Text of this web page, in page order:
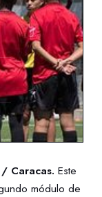
/ Caracas.Este
módulo de